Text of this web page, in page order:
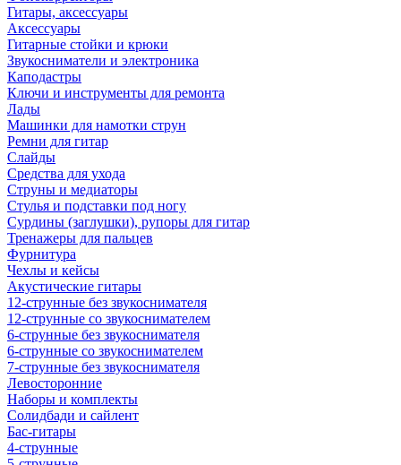
Гитары, аксессуары
Аксессуары
Гитарные стойки и крюки
Звукосниматели и электроника
Каподастры
Ключи и инструменты для ремонта
Лады
Машинки для намотки струн
Ремни для гитар
Слайды
Средства для ухода
Струны и медиаторы
Стулья и подставки под ногу
Сурдины (заглушки), рупоры для гитар
Тренажеры для пальцев
Фурнитура
Чехлы и кейсы
Акустические гитары
12-струнные без звукоснимателя
12-струнные со звукоснимателем
6-струнные без звукоснимателя
6-струнные со звукоснимателем
7-струнные без звукоснимателя
Левосторонние
Наборы и комплекты
Солидбади и сайлент
Бас-гитары
4-струнные